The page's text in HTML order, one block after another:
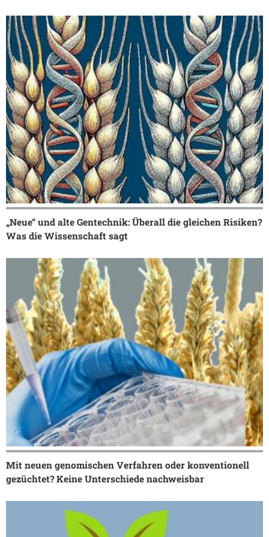
„Neue“ und alte Gentechnik: Überall die gleichen Risiken?
Was die Wissenschaft sagt
Mit neuen genomischen Verfahren oder konventionell
gezüchtet? Keine Unterschiede nachweisbar